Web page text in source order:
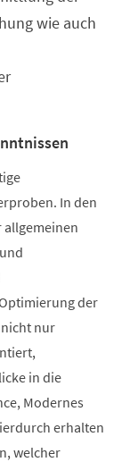
wie auch
In den
der
nur
in die
Modernes
erhalten
welcher